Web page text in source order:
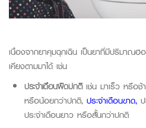
เนื่องจากยาคุมฉุกเฉิน เป็นยาที่มีปริมาณฮ
เคียงตามมาได้ เช่น
ประจำเดือนผิดปกติ เช่น มาเร็ว หรือ
หรือน้อยกว่าปกติ, ประจำเดือนขาด,
ประจำเดือนยาว หรือสั้นกว่าปกติ